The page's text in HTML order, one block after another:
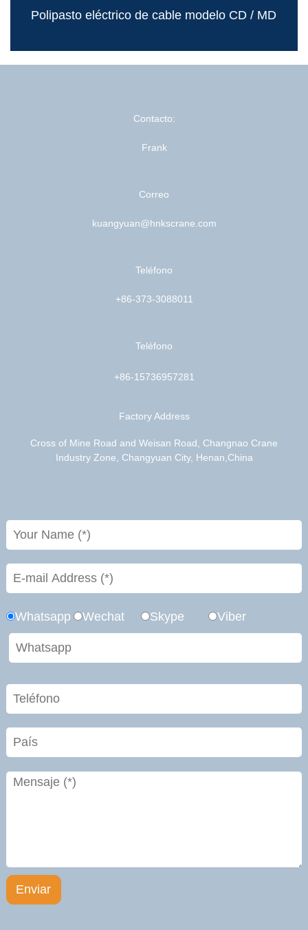
Polipasto eléctrico de cable modelo CD / MD
Contacto:
Frank
Correo
kuangyuan@hnkscrane.com
Teléfono
+86-373-3088011
Teléfono
+86-15736957281
Factory Address
Cross of Mine Road and Weisan Road, Changnao Crane
Industry Zone, Changyuan City, Henan,China
Whatsapp Wechat Skype Viber